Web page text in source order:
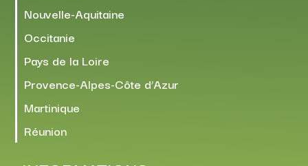
Nouvelle-Aquitaine
Occitanie
Pays de la Loire
Provence-Alpes-Côte d’Azur
Martinique
Réunion